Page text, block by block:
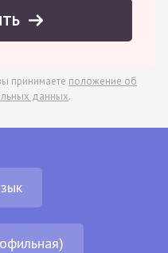
принимаете положение об
данных.